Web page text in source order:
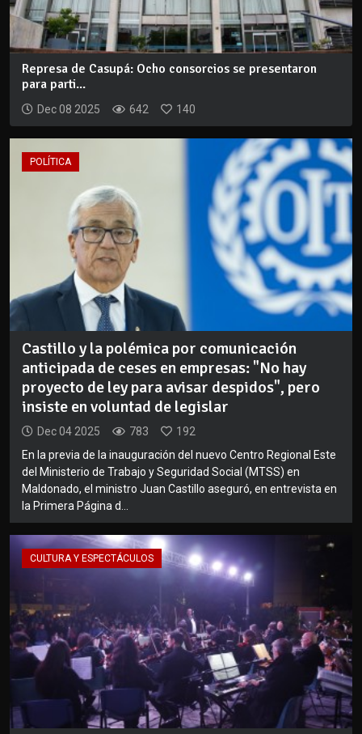
Represa de Casupá: Ocho consorcios se presentaron
para parti...
Dec 08 2025 642 140
POLÍTICA
Castillo y la polémica por comunicación
anticipada de ceses en empresas: "No hay
proyecto de ley para avisar despidos", pero
insiste en voluntad de legislar
Dec 04 2025 783
192
En la previa de la inauguración del nuevo Centro Regional Este
del Ministerio de Trabajo y Seguridad Social (MTSS) en
Maldonado, el ministro Juan Castillo aseguró, en entrevista en
la Primera Página d...
CULTURA Y ESPECTÁCULOS